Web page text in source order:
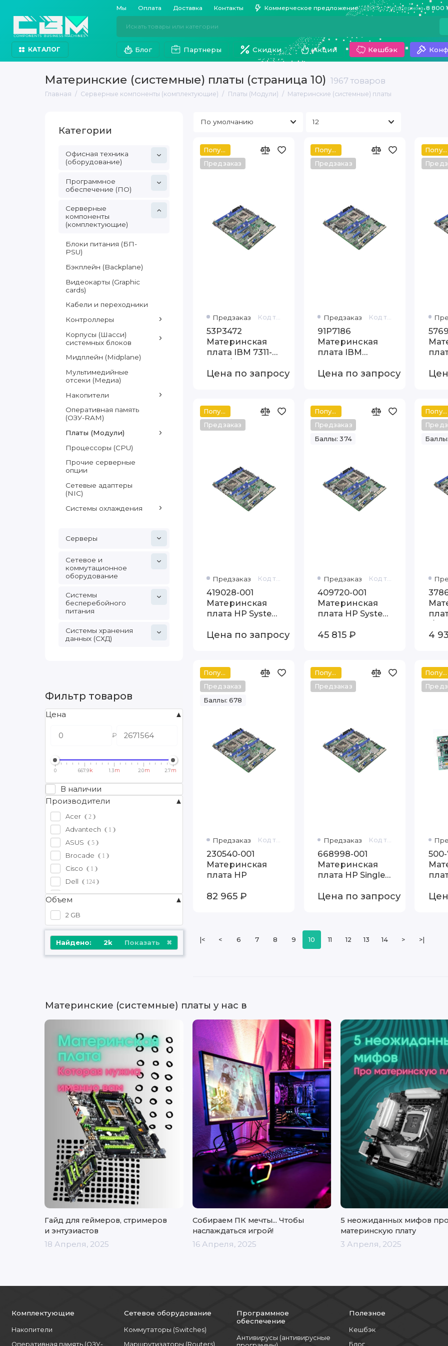
Мы Оплата Доставка Контакты Коммерческое предложение Поддержка 8 800
КАТАЛОГ Блог Партнеры Скидки Акции Кешбэк
Материнские (системные) платы (страница 10) 1967 товаров
Главная Серверные компоненты (комплектующие) Платы (Модули) Материнские (системные) платы
Категории
Офисная техника
(оборудование)
Программное
обеспечение (ПО)
Серверные
компоненты
(комплектующие)
Блоки питания (БП-
PSU)
Бэкплейн (Backplane)
Видеокарты (Graphic
cards)
Кабели и переходники
Контроллеры
Корпусы (Шасси)
системных блоков
Мидплейн (Midplane)
Мультимедийные
отсеки (Медиа)
Накопители
Оперативная память
(ОЗУ-RAM)
Платы (Модули)
Процессоры (CPU)
Прочие серверные
опции
Сетевые адаптеры
(NIC)
Системы охлаждения
Серверы
Сетевое и
коммутационное
оборудование
Системы
бесперебойного
питания
Системы хранения
данных (СХД)
Фильтр товаров
Цена
₽
0 667.9 k 1.3 m 2.0m 2.7m
В наличии
Производители
Acer 2
Advantech 1
ASUS 5
Brocade 1
Cisco 1
Dell 124
Fujitsu 4
IBM 92
IBM (Lenovo)
Oracle Sun
SuperMicro 852
Другое 33
Объем
2 GB
Найдено: 2k Показать
Популярный
Предзаказ
Предзаказ Код товара: 53P3472
53P3472
Материнская
плата IBM 7311-
Цена по запросу
Популярный
Предзаказ
Предзаказ Код товара: 91P7186
91P7186
Материнская
плата IBM
Mainboard
Цена по запросу
Популярный
G6
Популярный
Предзаказ
Предзаказ Код товара: 419028-001
419028-001
Материнская
плата HP System
G4
Цена по запросу
Популярный
Предзаказ
Баллы: 374
Предзаказ Код товара: 409720-001
409720-001
Материнская
плата HP System
45 815 ₽
Популярный
4
Популярный
Предзаказ
Баллы: 678
Предзаказ Код товара: 230540-001
230540-001
Материнская
плата HP
82 965 ₽
Популярный
Предзаказ
Предзаказ Код товара: 668998-001
668998-001
Материнская
плата HP Single-
Цена по запросу
Популярный
500-
SAS
|< < 6 7 8 9 10 11 12 13 14 > >|
Материнские (системные) платы у нас в
Гайд для геймеров, стримеров
и энтузиастов
18 Апреля, 2025
Собираем ПК мечты... Чтобы
наслаждаться игрой!
16 Апреля, 2025
5 неожиданных мифов про
материнскую плату
3 Апреля, 2025
Комплектующие
Накопители
Оперативная память (ОЗУ-
Сетевое оборудование
Коммутаторы (Switches)
Маршрутизаторы (Routers)
Программное
обеспечение
Антивирусы (антивирусные
Полезное
Кешбэк
Блог